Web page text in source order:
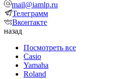
mail@iamlp.ru
Телеграмм
Вконтакте
назад
Посмотреть все
Casio
Yamaha
Roland